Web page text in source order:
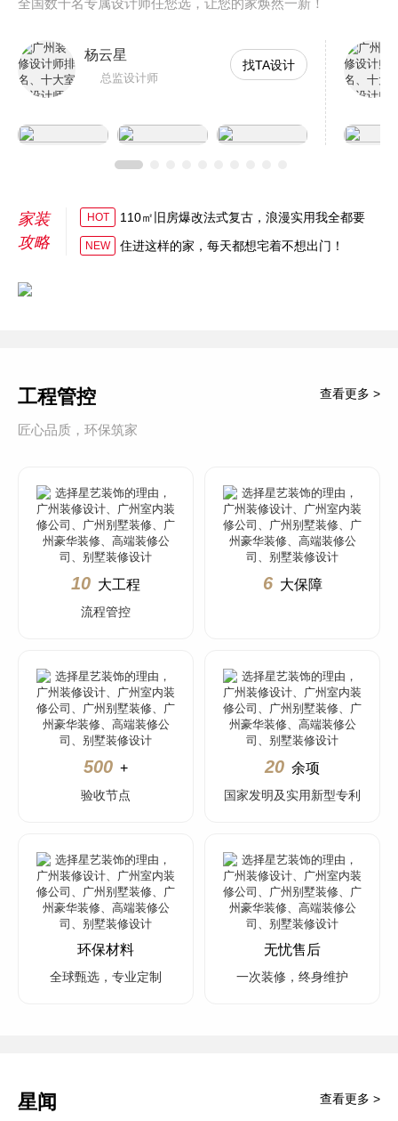
全国数千名专属设计师任您选，让您的家焕然一新！
杨云星
总监设计师
找TA设计
家装
攻略
HOT 110㎡旧房爆改法式复古，浪漫实用我全都要
NEW 住进这样的家，每天都想宅着不想出门！
工程管控
匠心品质，环保筑家
查看更多 >
10 大工程
流程管控
6 大保障
500 +
验收节点
20 余项
国家发明及实用新型专利
环保材料
全球甄选，专业定制
无忧售后
一次装修，终身维护
星闻 查看更多 >